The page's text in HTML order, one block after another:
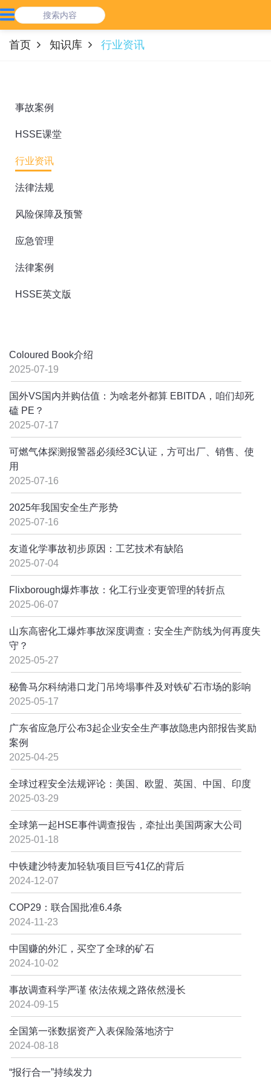
首页 知识库 行业资讯
事故案例
HSSE课堂
行业资讯
法律法规
风险保障及预警
应急管理
法律案例
HSSE英文版
Coloured Book介绍
2025-07-19
国外VS国内并购估值：为啥老外都算 EBITDA，咱们却死
磕 PE？
2025-07-17
可燃气体探测报警器必须经3C认证，方可出厂、销售、使
用
2025-07-16
2025年我国安全生产形势
2025-07-16
友道化学事故初步原因：工艺技术有缺陷
2025-07-04
Flixborough爆炸事故：化工行业变更管理的转折点
2025-06-07
山东高密化工爆炸事故深度调查：安全生产防线为何再度失
守？
2025-05-27
秘鲁马尔科纳港口龙门吊垮塌事件及对铁矿石市场的影响
2025-05-17
广东省应急厅公布3起企业安全生产事故隐患内部报告奖励
案例
2025-04-25
全球过程安全法规评论：美国、欧盟、英国、中国、印度
2025-03-29
全球第一起HSE事件调查报告，牵扯出美国两家大公司
2025-01-18
中铁建沙特麦加轻轨项目巨亏41亿的背后
2024-12-07
COP29：联合国批准6.4条
2024-11-23
中国赚的外汇，买空了全球的矿石
2024-10-02
事故调查科学严谨 依法依规之路依然漫长
2024-09-15
全国第一张数据资产入表保险落地济宁
2024-08-18
“报行合一”持续发力